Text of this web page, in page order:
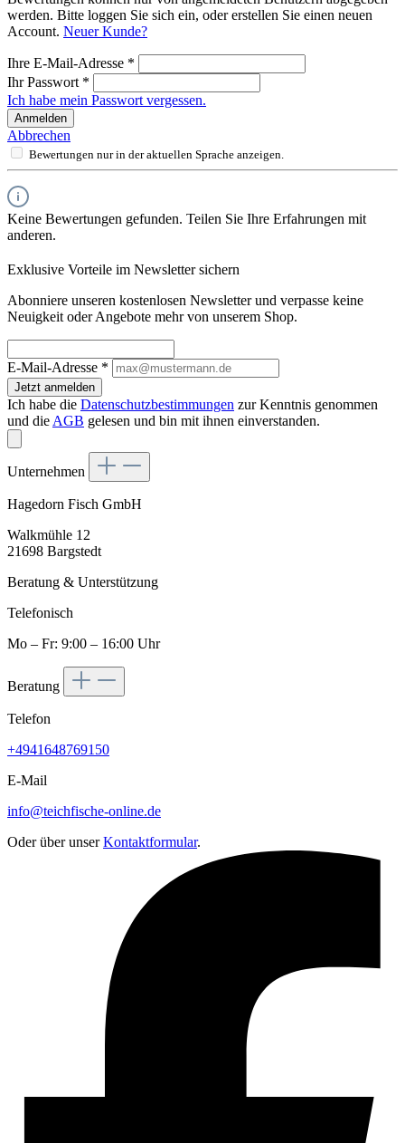
werden. Bitte loggen Sie sich ein, oder erstellen Sie einen neuen
Account. Neuer Kunde?
Ihre E-Mail-Adresse *
Ihr Passwort *
Ich habe mein Passwort vergessen.
Anmelden
Abbrechen
Bewertungen nur in der aktuellen Sprache anzeigen.
Keine Bewertungen gefunden. Teilen Sie Ihre Erfahrungen mit
anderen.
Exklusive Vorteile im Newsletter sichern
Abonniere unseren kostenlosen Newsletter und verpasse keine
Neuigkeit oder Angebote mehr von unserem Shop.
E-Mail-Adresse *
Jetzt anmelden
Ich habe die Datenschutzbestimmungen zur Kenntnis genommen
und die AGB gelesen und bin mit ihnen einverstanden.
Unternehmen
Hagedorn Fisch GmbH
Walkmühle 12
21698 Bargstedt
Beratung & Unterstützung
Telefonisch
Mo – Fr: 9:00 – 16:00 Uhr
Beratung
Telefon
+4941648769150
E-Mail
info@teichfische-online.de
Oder über unserKontaktformular.